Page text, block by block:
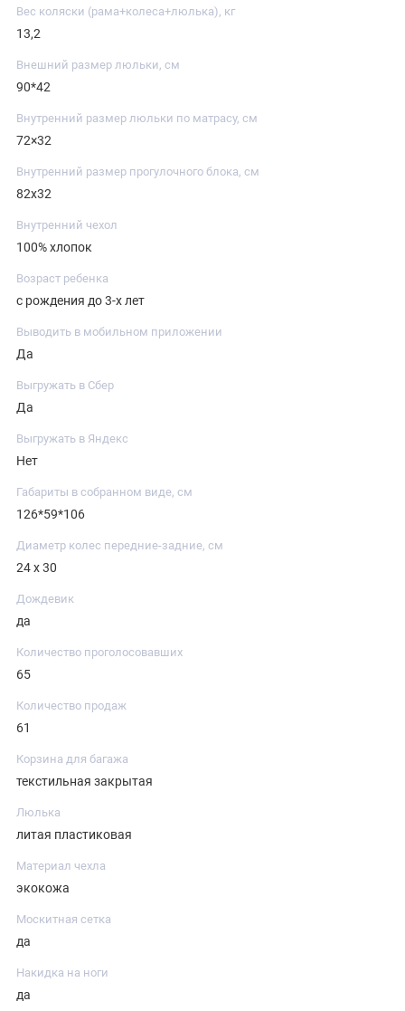
Вес коляски (рама+колеса+люлька), кг
13,2
Внешний размер люльки, см
90*42
Внутренний размер люльки по матрасу, см
72×32
Внутренний размер прогулочного блока, см
82х32
Внутренний чехол
100% хлопок
Возраст ребенка
с рождения до 3-х лет
Выводить в мобильном приложении
Да
Выгружать в Сбер
Да
Выгружать в Яндекс
Нет
Габариты в собранном виде, см
126*59*106
Диаметр колес передние-задние, см
24 х 30
Дождевик
да
Количество проголосовавших
65
Количество продаж
61
Корзина для багажа
текстильная закрытая
Люлька
литая пластиковая
Материал чехла
экокожа
Москитная сетка
да
Накидка на ноги
да